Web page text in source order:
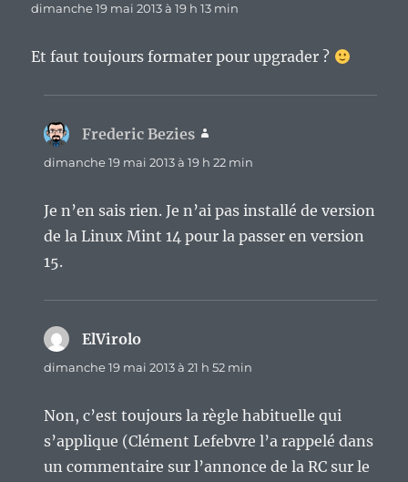
dimanche 19 mai 2013 à 19 h 13 min
Et faut toujours formater pour upgrader ?
Frederic Bezies
dimanche 19 mai 2013 à 19 h 22 min
Je n’en sais rien. Je n’ai pas installé de version
de la Linux Mint 14 pour la passer en version
15.
ElVirolo
dimanche 19 mai 2013 à 21 h 52 min
Non, c’est toujours la règle habituelle qui
s’applique (Clément Lefebvre l’a rappelé dans
un commentaire sur l’annonce de la RC sur le